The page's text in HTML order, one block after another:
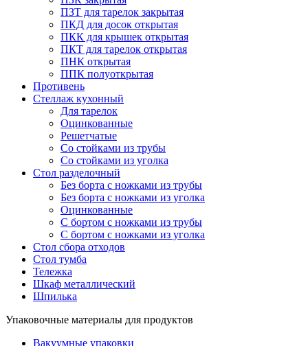
ПЗТ для тарелок закрытая
ПКД для досок открытая
ПКК для крышек открытая
ПКТ для тарелок открытая
ПНК открытая
ППК полуоткрытая
Противень
Стеллаж кухонный
Для тарелок
Оцинкованные
Решетчатые
Со стойками из трубы
Со стойками из уголка
Стол разделочный
Без борта с ножками из трубы
Без борта с ножками из уголка
Оцинкованные
С бортом с ножками из трубы
С бортом с ножками из уголка
Стол сбора отходов
Стол тумба
Тележка
Шкаф металлический
Шпилька
Упаковочные материалы для продуктов
Вакуумные упаковки